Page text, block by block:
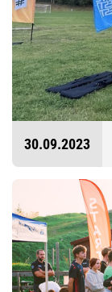
30.09.2023